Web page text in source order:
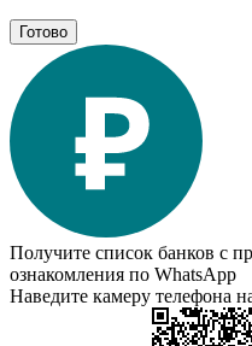
Готово
Получите список банков с
ознакомления по WhatsApp
Наведите камеру телефона